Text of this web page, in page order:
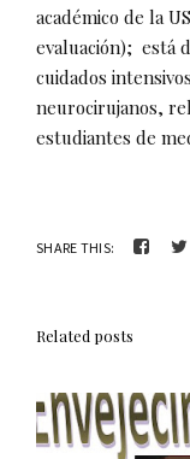
académico de la
evaluación); está
cuidados
neurocirujanos,
estudiantes de
SHARE THIS:
Related posts